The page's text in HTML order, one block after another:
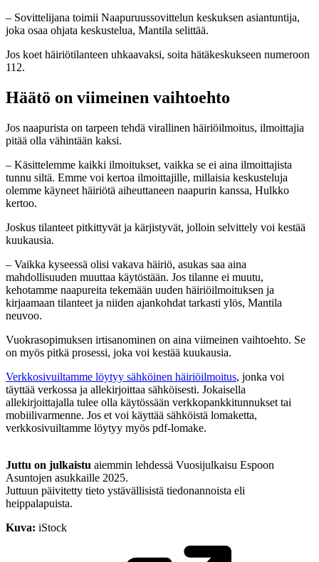
– Sovittelijana toimii Naapuruussovittelun keskuksen asiantuntija,
joka osaa ohjata keskustelua, Mantila selittää.
Jos koet häiriötilanteen uhkaavaksi, soita hätäkeskukseen numeroon
112.
Häätö on viimeinen vaihtoehto
Jos naapurista on tarpeen tehdä virallinen häiriöilmoitus, ilmoittajia
pitää olla vähintään kaksi.
– Käsittelemme kaikki ilmoitukset, vaikka se ei aina ilmoittajista
tunnu siltä. Emme voi kertoa ilmoittajille, millaisia keskusteluja
olemme käyneet häiriötä aiheuttaneen naapurin kanssa, Hulkko
kertoo.
Joskus tilanteet pitkittyvät ja kärjistyvät, jolloin selvittely voi kestää
kuukausia.
– Vaikka kyseessä olisi vakava häiriö, asukas saa aina
mahdollisuuden muuttaa käytöstään. Jos tilanne ei muutu,
kehotamme naapureita tekemään uuden häiriöilmoituksen ja
kirjaamaan tilanteet ja niiden ajankohdat tarkasti ylös, Mantila
neuvoo.
Vuokrasopimuksen irtisanominen on aina viimeinen vaihtoehto. Se
on myös pitkä prosessi, joka voi kestää kuukausia.
Verkkosivuiltamme löytyy sähköinen häiriöilmoitus, jonka voi
täyttää verkossa ja allekirjoittaa sähköisesti. Jokaisella
allekirjoittajalla tulee olla käytössään verkkopankkitunnukset tai
mobiilivarmenne. Jos et voi käyttää sähköistä lomaketta,
verkkosivuiltamme löytyy myös pdf-lomake.
Juttu on julkaistu aiemmin lehdessä Vuosijulkaisu Espoon
Asuntojen asukkaille 2025.
Juttuun päivitetty tieto ystävällisistä tiedonannoista eli
heippalapuista.
Kuva: iStock